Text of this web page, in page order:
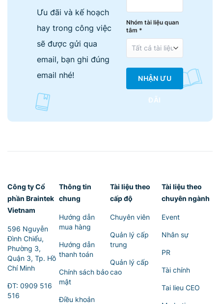
Ưu đãi và kế hoạch
hay trong công việc
sẽ được gửi qua
email, bạn ghi đúng
email nhé!
Nhóm tài liệu quan
tâm *
NHẬN ƯU
ĐÃI
Công ty Cổ
phần Braintek
Vietnam
596 Nguyễn
Đình Chiểu,
Phường 3,
Quận 3, Tp. Hồ
Chí Minh
ĐT: 0909 516
516
Thông tin
chung
Hướng dẫn
mua hàng
Hướng dẫn
thanh toán
Chính sách bảo
mật
Điều khoản
Tài liệu theo
cấp độ
Chuyên viên
Quản lý cấp
trung
Quản lý cấp
cao
Tài liệu theo
chuyên ngành
Event
Nhân sự
PR
Tài chính
Tai lieu CEO